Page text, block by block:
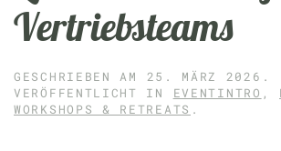
Vertriebsteams
GESCHRIEBEN AM 25. MÄRZ 2026 .
VERÖFFENTLICHT IN EVENTINTRO ,
WORKSHOPS & RETREATS .